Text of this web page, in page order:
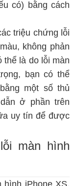
có) bằng cách
triệu chứng lỗi
không phản
thể là do lỗi màn
bạn có thể
một số thủ
ở phần trên
uy tín để được
màn hình
hình iPhone XS,